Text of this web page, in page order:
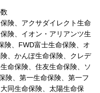
険、アクサダイレクト生命
険、イオン・アリアンツ生
険、FWD富士生命保険、オ
、かんぽ生命保険、クレデ
命保険、住友生命保険、ソ
険、第一生命保険、第一フ
同生命保険、太陽生命保